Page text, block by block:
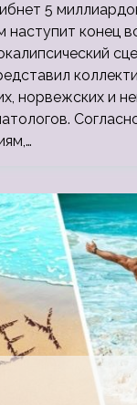
5
наступит конец
норвежских и